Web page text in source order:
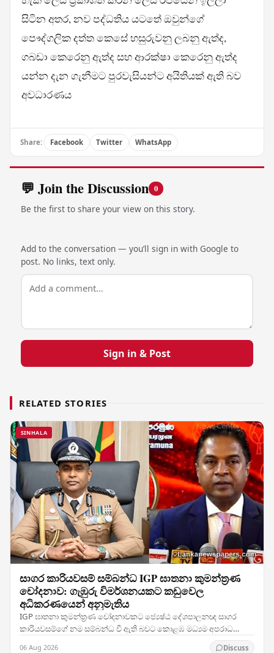
සිටින අතර, නව පද්ධතිය යටතේ ඔවුන්ගේ
පෞද්ගලික දත්ත කෙසේ හසුරුවනු ලබනු ඇත්ද,
ගබඩා කෙරෙනු ඇත්ද සහ ආරක්ෂා කෙරෙනු ඇත්ද
යන්න දැන ගැනීමට පුරවැසියන්ට අයිතියක් ඇති බව
අවධාරණය
Share: Facebook Twitter WhatsApp
💬 Join the Discussion 0
Be the first to share your view on this story.
Add to the conversation — you’ll sign in with Google to
post. No links, text only.
Sign in & Post
RELATED STORIES
SINHALA
සාගර කාරියවසම් සම්බන්ධ IGP ඝාතනා කුමන්ත්‍රණ
චෝදනාව: ගැඹුරු විමර්ශනයකට කඩුවෙල
අධිකරණයෙන් අනුමැතිය
IGP ඝාතනා කුමන්ත්‍රණ චෝදනාවකට ජ්‍යෙෂ්ඨ දේශපාලනඥ සාගර
කාරියවසම්ගේ නම සම්බන්ධ වී ඇති බවට කොළඹ මධ්‍යම අපරාධ
විමර්ශන කාර්යාංශය (CCIB) ඉදිරිපත් කළ වාර්තාව සලකා බැලූ…
06 Aug 2026 Discuss